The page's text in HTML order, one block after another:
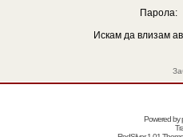
Парола:
Искам да влизам
Powered by